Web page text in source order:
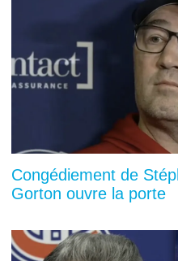
Congédiement de
Gorton ouvre la porte